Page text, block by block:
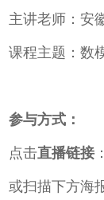
主讲老师：安
课程主题：数
参与方式：
点击直播链接 ：
或扫描下方海